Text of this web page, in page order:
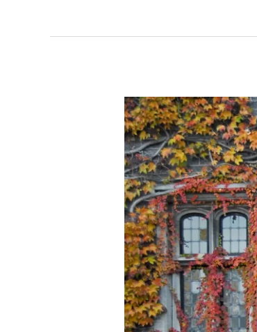
美
高
该
怎
么
选
课
才
能
助
力
爬
藤？